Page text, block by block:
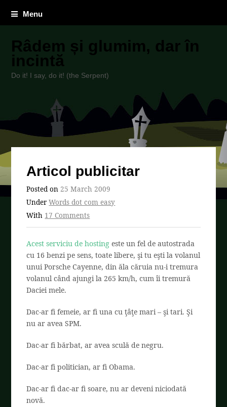
Menu
Râdem și glumim, dar în
incintă
Do it! I say, do it! (the Serpent)
Articol publicitar
Posted on25 March 2009
UnderWords dot com easy
With 17 Comments
Acest serviciu de hosting este un fel de autostrada
cu 16 benzi pe sens, toate libere, şi tu eşti la volanul
unui Porsche Cayenne, din ăla căruia nu-i tremura
volanul când ajungi la 265 km/h, cum îi tremură
Daciei mele.
Dac-ar fi femeie, ar fi una cu ţâţe mari – şi tari. Şi
nu ar avea SPM.
Dac-ar fi bărbat, ar avea sculă de negru.
Dac-ar fi politician, ar fi Obama.
Dac-ar fi dac-ar fi soare, nu ar deveni niciodată
novă.